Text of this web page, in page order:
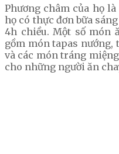
Phương châm của họ
họ có thực đơn bữa
4h chiều. Một số món
gồm món tapas
và các món tráng
cho những người ăn